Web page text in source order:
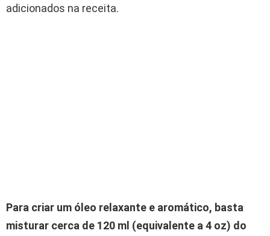
adicionados na receita.
Para criar um óleo relaxante e aromático, basta
misturar cerca de 120 ml (equivalente a 4 oz) do